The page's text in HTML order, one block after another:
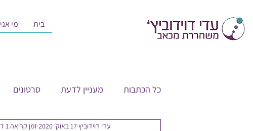
בית מי אני
כל הכתבות מעניין לדעת סרטונים
עדי דוידוביץ17 באוק׳ 2020 זמן קריאה 1 דקות